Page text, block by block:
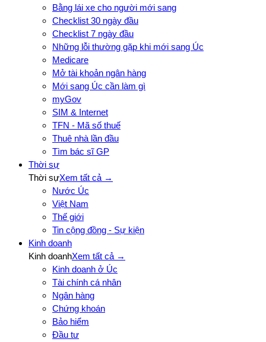
Bằng lái xe cho người mới sang
Checklist 30 ngày đầu
Checklist 7 ngày đầu
Những lỗi thường gặp khi mới sang Úc
Medicare
Mở tài khoản ngân hàng
Mới sang Úc cần làm gì
myGov
SIM & Internet
TFN - Mã số thuế
Thuê nhà lần đầu
Tìm bác sĩ GP
Thời sự
Thời sựXem tất cả →
Nước Úc
Việt Nam
Thế giới
Tin cộng đồng - Sự kiện
Kinh doanh
Kinh doanhXem tất cả →
Kinh doanh ở Úc
Tài chính cá nhân
Ngân hàng
Chứng khoán
Bảo hiểm
Đầu tư